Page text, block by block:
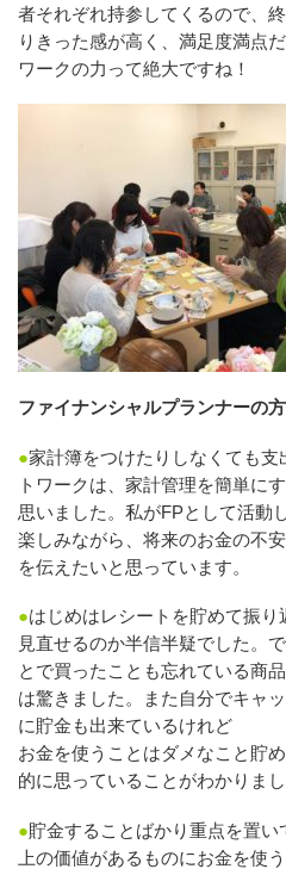
者それぞれ持参してくるので、
りきった感が高く、満足度満点
ワークの力って絶大ですね！
ファイナンシャルプランナーの
●家計簿をつけたりしなくても
トワークは、家計管理を簡単に
思いました。私がFPとして活動
楽しみながら、将来のお金の不
を伝えたいと思っています。
●はじめはレシートを貯めて振
見直せるのか半信半疑でした。
とで買ったことも忘れている商
は驚きました。また自分でキャ
に貯金も出来ているけれど
お金を使うことはダメなこと貯
的に思っていることがわかりまし
●貯金することばかり重点を置
上の価値があるものにお金を使